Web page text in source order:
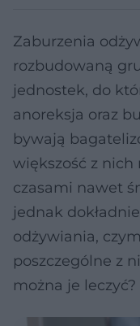
Zaburzenia
rozbudowaną
jednostek, do
anoreksja oraz
bywają
większość z nich
czasami nawet
jednak
odżywiania,
poszczególne z
można je leczyć?